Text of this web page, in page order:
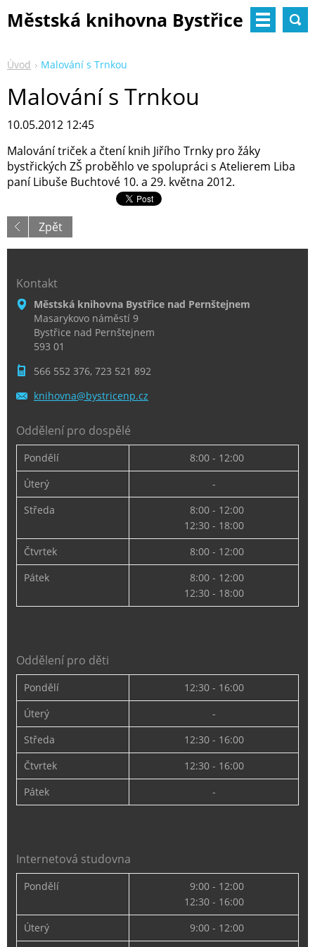
Městská knihovna Bystřice
Úvod Malování s Trnkou
Malování s Trnkou
10.05.2012 12:45
Malování triček a čtení knih Jiřího Trnky pro žáky
bystřických ZŠ proběhlo ve spolupráci s Atelierem Liba
paní Libuše Buchtové 10. a 29. května 2012.
Zpět
Kontakt
Městská knihovna Bystřice nad Pernštejnem
Masarykovo náměstí 9
Bystřice nad Pernštejnem
593 01
566 552 376, 723 521 892
knihovna@bystricenp.cz
Oddělení pro dospělé
Pondělí
8:00 - 12:00
Úterý
-
Středa
8:00 - 12:00
12:30 - 18:00
Čtvrtek
8:00 - 12:00
Pátek
8:00 - 12:00
12:30 - 18:00
Oddělení pro děti
Pondělí
12:30 - 16:00
Úterý
-
Středa
12:30 - 16:00
Čtvrtek
12:30 - 16:00
Pátek
-
Internetová studovna
Pondělí
9:00 - 12:00
12:30 - 16:00
Úterý
9:00 - 12:00